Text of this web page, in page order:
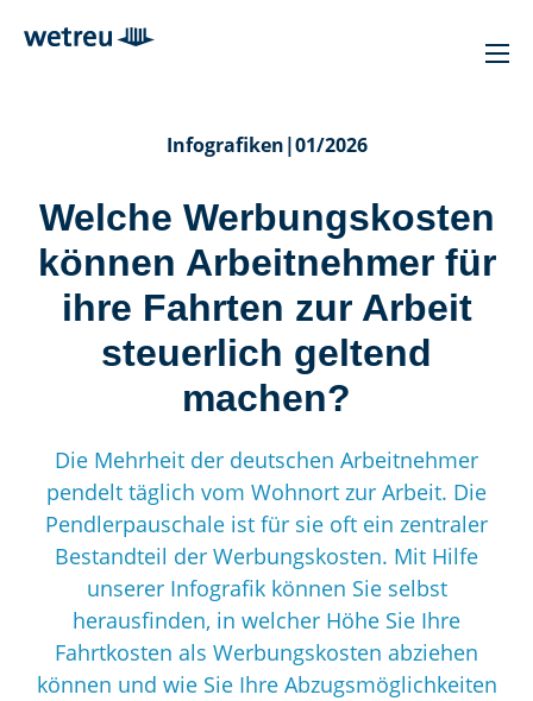
Infografiken|01/2026
Welche Werbungskosten
können Arbeitnehmer für
ihre Fahrten zur Arbeit
steuerlich geltend
machen?
Die Mehrheit der deutschen Arbeitnehmer
pendelt täglich vom Wohnort zur Arbeit. Die
Pendlerpauschale ist für sie oft ein zentraler
Bestandteil der Werbungskosten. Mit Hilfe
unserer Infografik können Sie selbst
herausfinden, in welcher Höhe Sie Ihre
Fahrtkosten als Werbungskosten abziehen
können und wie Sie Ihre Abzugsmöglichkeiten